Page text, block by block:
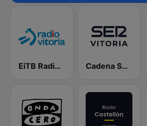
EiTB Radio Vitoria Cadena SER Vitoria